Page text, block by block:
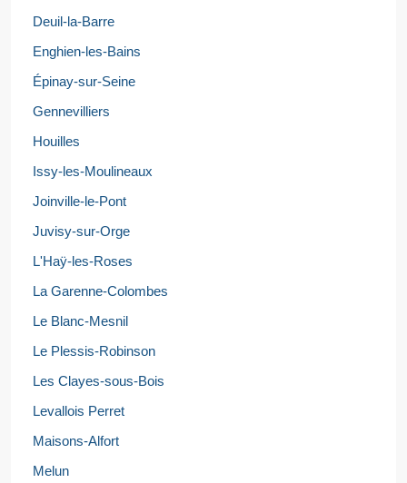
Deuil-la-Barre
Enghien-les-Bains
Épinay-sur-Seine
Gennevilliers
Houilles
Issy-les-Moulineaux
Joinville-le-Pont
Juvisy-sur-Orge
L'Haÿ-les-Roses
La Garenne-Colombes
Le Blanc-Mesnil
Le Plessis-Robinson
Les Clayes-sous-Bois
Levallois Perret
Maisons-Alfort
Melun